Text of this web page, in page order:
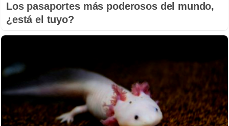
Los pasaportes más poderosos del mundo,
¿está el tuyo?